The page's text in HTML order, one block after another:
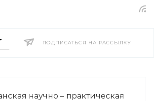
ПОДПИСАТЬСЯ НА РАССЫЛКУ
научно – практическая